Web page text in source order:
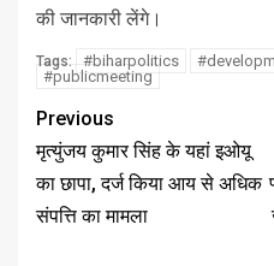
की जानकारी लेंगे।
Tags: #biharpolitics
#publicmeeting
Previous
मृत्युंजय कुमार सिंह के यहां इओयू
का छापा, दर्ज किया आय से अधिक
संपत्ति का मामला